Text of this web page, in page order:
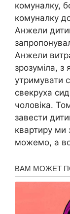
комуналку,
комуналку
Анжели
Анжели
зрозуміла, з
утримувати
свекруха
чоловіка.
завести
квартиру ми
можемо, а